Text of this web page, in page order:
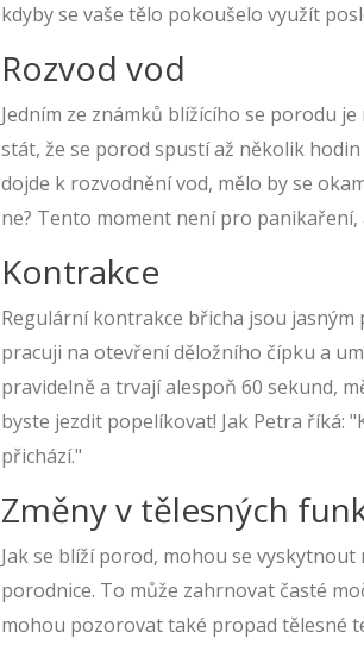
kdyby se vaše tělo pokoušelo využít
Rozvod vod
Jedním ze známků blížícího se porodu
stát, že se porod spustí až několik
dojde k rozvodnění vod, mělo by se
ne? Tento moment není pro
Kontrakce
Regulární kontrakce břicha jsou
pracuji na otevření děložního čípku a
pravidelně a trvají alespoň 60 sekund,
byste jezdit popelíkovat! Jak Petra říká:
přichází."
Změny v tělesných
Jak se blíží porod, mohou se
porodnice. To může zahrnovat časté
mohou pozorovat také propad tělesné